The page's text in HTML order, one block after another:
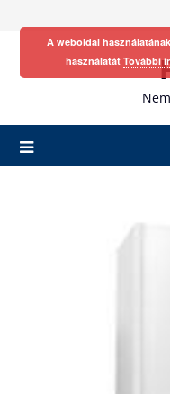
A weboldal
használatát További